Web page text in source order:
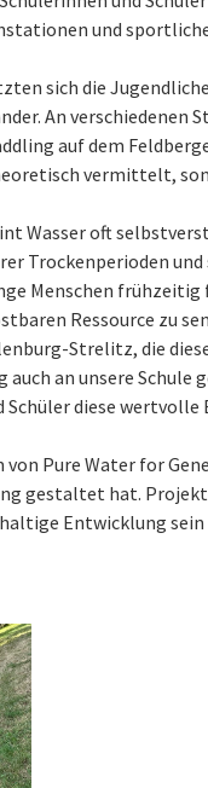
und
sich die
An verschiedenen
auf dem
vermittelt,
Wasser oft
Trockenperioden
Menschen frühzeitig
Ressource zu
Strelitz, die
an unsere Schule
diese wertvolle
Pure Water for
gestaltet hat.
Entwicklung